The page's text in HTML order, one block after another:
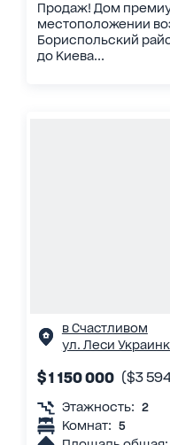
Продаж! Дом
местоположении
Бориспольский
до Киева...
в Счастливом
ул. Леси
$ 1 150 000 ($3
Этажность: 2
Комнат: 5